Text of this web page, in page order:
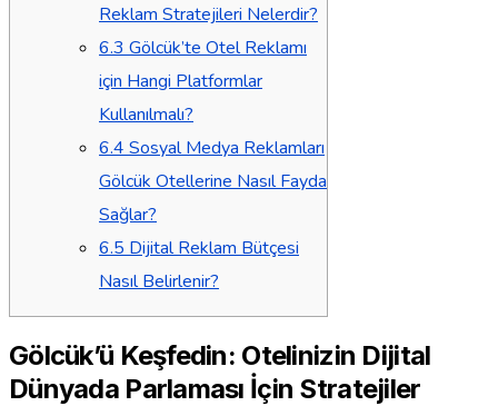
Reklam Stratejileri Nelerdir?
6.3 Gölcük’te Otel Reklamı
için Hangi Platformlar
Kullanılmalı?
6.4 Sosyal Medya Reklamları
Gölcük Otellerine Nasıl Fayda
Sağlar?
6.5 Dijital Reklam Bütçesi
Nasıl Belirlenir?
Gölcük’ü Keşfedin: Otelinizin Dijital
Dünyada Parlaması İçin Stratejiler